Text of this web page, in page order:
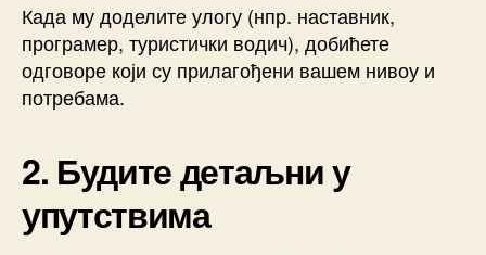
Када му доделите улогу (нпр. наставник,
програмер, туристички водич), добићете
одговоре који су прилагођени вашем нивоу и
потребама.
2. Будите детаљни у
упутствима